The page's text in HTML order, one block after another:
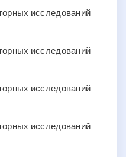
исследований
исследований
исследований
исследований